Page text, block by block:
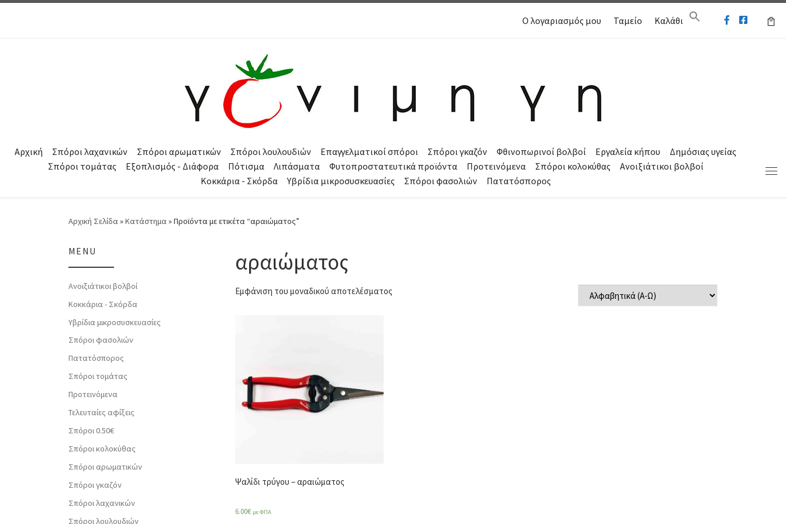
Ο λογαριασμός μου Ταμείο Καλάθι
Αρχική Σπόροι λαχανικών Σπόροι αρωματικών Σπόροι λουλουδιών Επαγγελματικοί σπόροι Σπόροι γκαζόν Φθινοπωρινοί βολβοί Εργαλεία κήπου
Δημόσιας υγείας
Σπόροι τομάτας
Εξοπλισμός - Διάφορα Πότισμα Λιπάσματα Φυτοπροστατευτικά προϊόντα Προτεινόμενα Σπόροι κολοκύθας
Ανοιξιάτικοι βολβοί
Κοκκάρια - Σκόρδα
Υβρίδια μικροσυσκευασίες Σπόροι φασολιών Πατατόσπορος
Αρχική Σελίδα »Κατάστημα »Προϊόντα με ετικέτα “αραιώματος”
αραιώματος
Εμφάνιση του μοναδικού αποτελέσματος
Ψαλίδι τρύγου – αραιώματος
6.00€ με ΦΠΑ
MENU
Ανοιξιάτικοι βολβοί
Κοκκάρια - Σκόρδα
Υβρίδια μικροσυσκευασίες
Σπόροι φασολιών
Πατατόσπορος
Σπόροι τομάτας
Προτεινόμενα
Τελευταίες αφίξεις
Σπόροι 0.50€
Σπόροι κολοκύθας
Σπόροι αρωματικών
Σπόροι γκαζόν
Σπόροι λαχανικών
Σπόροι λουλουδιών